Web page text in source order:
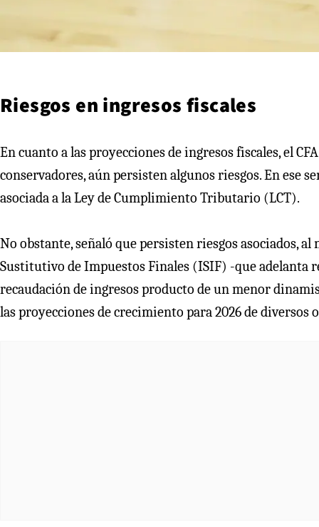
Riesgos en ingresos fiscales
En cuanto a las proyecciones de ingresos fiscales, el
conservadores, aún persisten algunos riesgos. En ese
asociada a la Ley de Cumplimiento Tributario (LCT).
No obstante, señaló que persisten riesgos asociados,
Sustitutivo de Impuestos Finales (ISIF) -que adelanta
recaudación de ingresos producto de un menor
las proyecciones de crecimiento para 2026 de